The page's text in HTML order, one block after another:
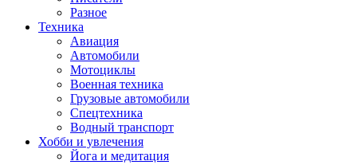
Разное
Техника
Авиация
Автомобили
Мотоциклы
Военная техника
Грузовые автомобили
Спецтехника
Водный транспорт
Хобби и увлечения
Йога и медитация